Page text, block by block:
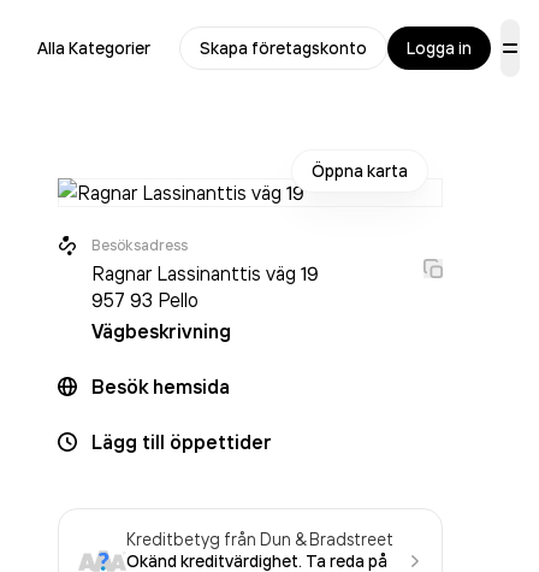
Alla Kategorier Skapa företagskonto Logga in
Öppna karta
Besöksadress
Ragnar Lassinanttis väg 19
957 93 Pello
Vägbeskrivning
Besök hemsida
Lägg till öppettider
Kreditbetyg från Dun & Bradstreet
Okänd kreditvärdighet. Ta reda på